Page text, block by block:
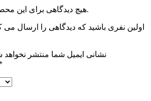
هیچ دیدگاهی برای این محصول نوشته نشده است.
اولین نفری باشید که دیدگاهی را ارسال می
نشانی ایمیل شما منتشر نخواهد